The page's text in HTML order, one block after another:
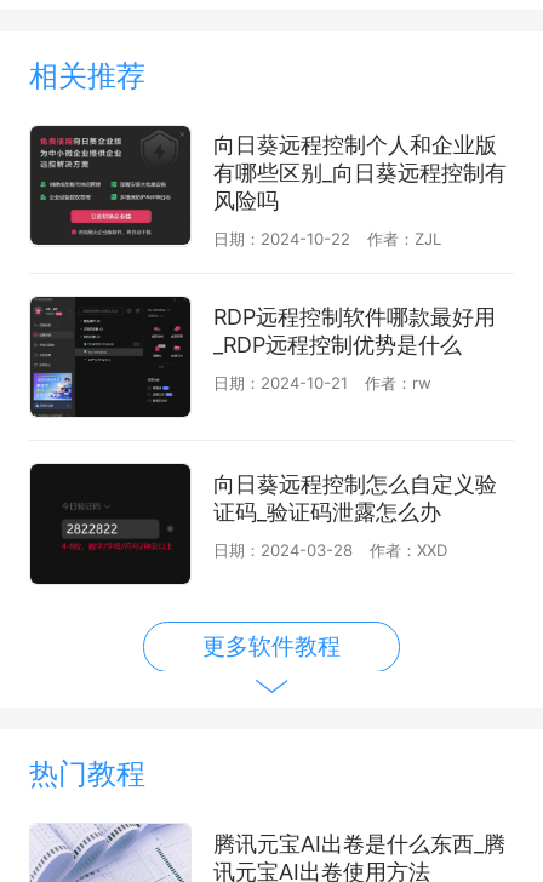
相关推荐
向日葵远程控制个人和企业版
有哪些区别_向日葵远程控制有
风险吗
日期：2024-10-22 作者：ZJL
RDP远程控制软件哪款最好用
_RDP远程控制优势是什么
日期：2024-10-21 作者：rw
向日葵远程控制怎么自定义验
证码_验证码泄露怎么办
日期：2024-03-28 作者：XXD
更多软件教程
热门教程
腾讯元宝AI出卷是什么东西_腾
讯元宝AI出卷使用方法